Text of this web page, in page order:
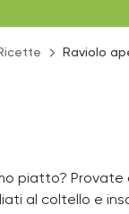
Raviolo
piatto?
al coltello e